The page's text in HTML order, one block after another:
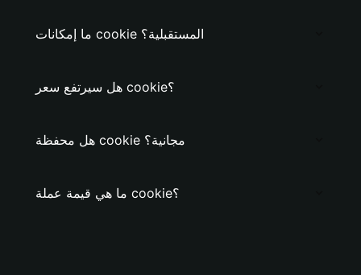
ما إمكانات cookie المستقبلية؟
هل سيرتفع سعر cookie؟
هل محفظة cookie مجانية؟
ما هي قيمة عملة cookie؟